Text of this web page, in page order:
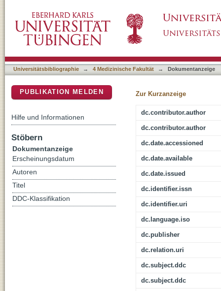
Universitätsbibliographie → 4 Medizinische Fakultät → Dokumentanzeige
Zur Kurzanzeige
dc.contributor.author
dc.contributor.author
dc.date.accessioned
dc.date.available
dc.date.issued
dc.identifier.issn
dc.identifier.uri
dc.language.iso
dc.publisher
dc.relation.uri
dc.subject.ddc
dc.subject.ddc
PUBLIKATION MELDEN
Hilfe und Informationen
Stöbern
Dokumentanzeige
Erscheinungsdatum
Autoren
Titel
DDC-Klassifikation